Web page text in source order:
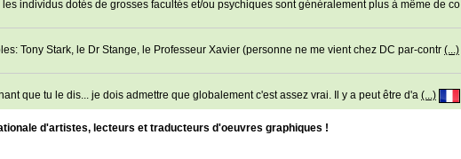
individus dotés de grosses facultés et/ou psychiques sont généralement plus à même de co
Tony Stark, le Dr Stange, le Professeur Xavier (personne ne me vient chez DC par-contr (...)
que tu le dis... je dois admettre que globalement c'est assez vrai. Il y a peut être d'a (...)
d'artistes, lecteurs et traducteurs d'oeuvres graphiques !